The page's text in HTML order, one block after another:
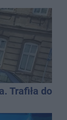
Trafiła do